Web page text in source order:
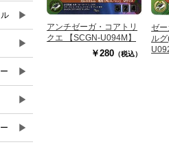
▶
▶
▶
▶
▶
アンチゼーガ・コアトリ
クエ 【SCGN-U094M】
￥280 （税込）
ゼ
ル